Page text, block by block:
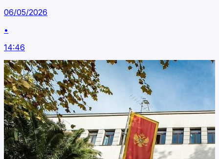
06/05/2026
•
14:46